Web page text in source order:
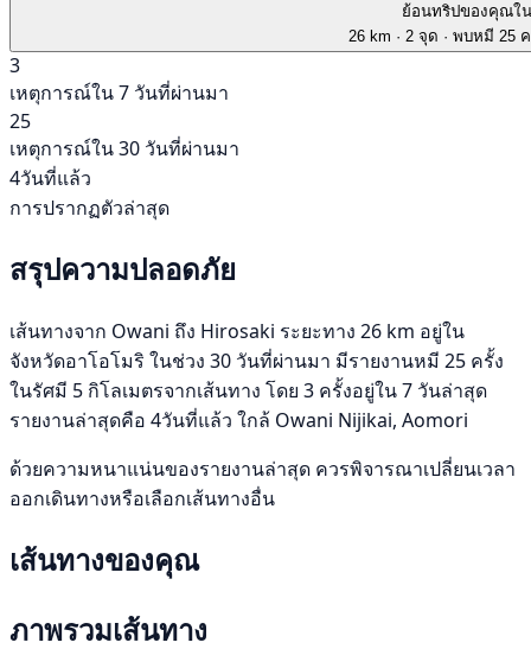
ย้อนทริปของคุณใ
26 km · 2 จุด · พบหมี 25
3
เหตุการณ์ใน 7 วันที่ผ่านมา
25
เหตุการณ์ใน 30 วันที่ผ่านมา
4วันที่แล้ว
การปรากฏตัวล่าสุด
สรุปความปลอดภัย
เส้นทางจาก Owani ถึง Hirosaki ระยะทาง 26 km อยู่ใน
จังหวัดอาโอโมริ ในช่วง 30 วันที่ผ่านมา มีรายงานหมี 25 ครั้ง
ในรัศมี 5 กิโลเมตรจากเส้นทาง โดย 3 ครั้งอยู่ใน 7 วันล่าสุด
รายงานล่าสุดคือ 4วันที่แล้ว ใกล้ Owani Nijikai, Aomori
ด้วยความหนาแน่นของรายงานล่าสุด ควรพิจารณาเปลี่ยนเวลา
ออกเดินทางหรือเลือกเส้นทางอื่น
เส้นทางของคุณ
ภาพรวมเส้นทาง